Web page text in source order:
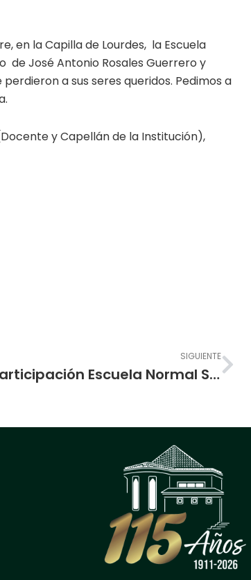
en la Capilla de Lourdes, la Escuela
de José Antonio Rosales Guerrero y
a sus seres queridos. Pedimos a
y Capellán de la Institución),
SIGUIENTE
Informe participación Escuela Normal Superior de Pasto en el XIV Congreso internacional VIRTUAL EDUCA -Medellín 17 al 23 de Junio-
Next